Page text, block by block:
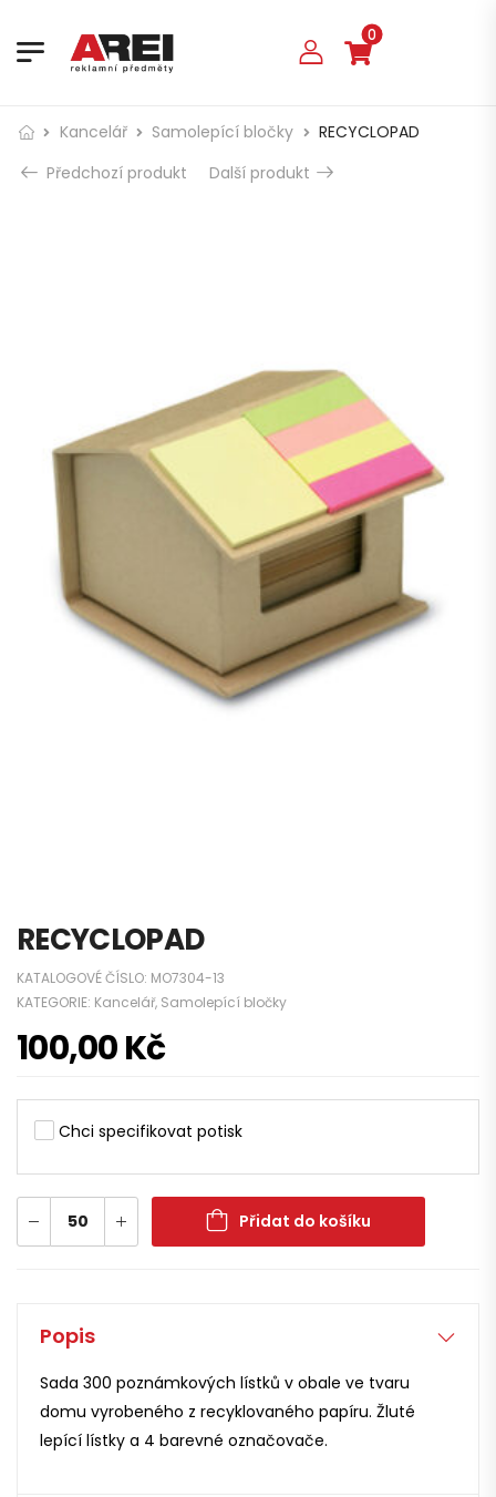
0
Kancelář Samolepící bločky
RECYCLOPAD
Předchozí produkt
Další produkt
RECYCLOPAD
KATALOGOVÉ ČÍSLO: MO7304-13
KATEGORIE: Kancelář, Samolepící bločky
100,00Kč
Chci specifikovat potisk
Přidat do košíku
Popis
Sada 300 poznámkových lístků v obale ve tvaru
domu vyrobeného z recyklovaného papíru. Žluté
lepící lístky a 4 barevné označovače.